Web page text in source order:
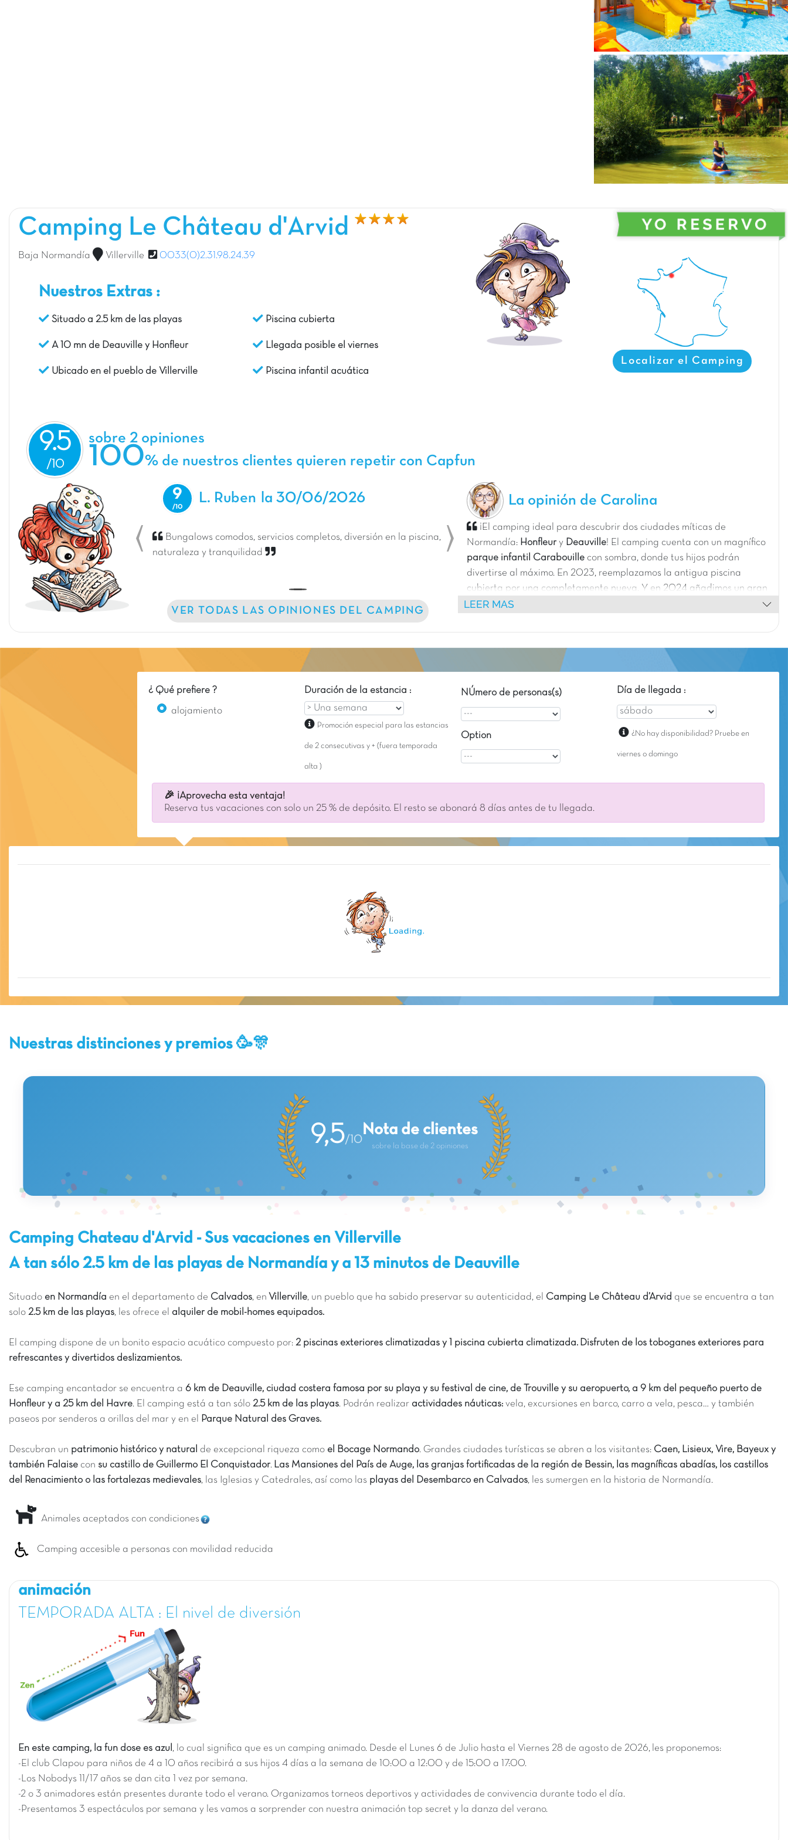
Camping Le Château d'Arvid
Baja Normandía Villerville 0033(0)2.31.98.24.39
Nuestros Extras :
Situado a 2.5 km de las playas
A 10 mn de Deauville y Honfleur
Ubicado en el pueblo de Villerville
Piscina cubierta
Llegada posible el viernes
Piscina infantil acuática
Localizar el Camping
9.5 sobre 2 opiniones
100% de nuestros clientes quieren repetir con Capfun
9 L. Ruben la 30/06/2026
Bungalows comodos, servicios completos, diversión en la piscina,
naturaleza y tranquilidad
Previous Next
VER TODAS LAS OPINIONES DEL CAMPING
La opinión de Carolina
¡El camping ideal para descubrir dos ciudades míticas de
Normandía: Honfleury Deauville! El camping cuenta con un magnífico
parque infantil Carabouille con sombra, donde tus hijos podrán
divertirse al máximo. En 2023, reemplazamos la antigua piscina
cubierta por una completamente nueva. Y en 2024 añadimos un gran
y hermosoPatau-Splatch
LEER MAS
¿ Qué prefiere ?
alojamiento
Duración de la estancia :
Promoción especial para las estancias
de 2 consecutivas y + (fuera temporada
alta )
NÚmero de personas(s)
Option
Día de llegada :
¿No hay disponibilidad? Pruebe en
viernes o domingo
🎉 ¡Aprovecha esta ventaja!
Reserva tus vacaciones con solo un 25 % de depósito. El resto se abonará 8 días antes de tu llegada.
Nuestras distinciones y premios 🥳🎊
9,5/10
Nota de clientes
sobre la base de 2 opiniones
Camping Chateau d'Arvid - Sus vacaciones en Villerville
A tan sólo 2.5 km de las playas de Normandía y a 13 minutos de Deauville
Situado en Normandía en el departamento de Calvados, en Villerville, un pueblo que ha sabido preservar su autenticidad, el Camping Le Château d’Arvid que se encuentra a tan
solo 2.5 km de las playas, les ofrece el alquiler de mobil-homes equipados.
El camping dispone de un bonito espacio acuático compuesto por: 2 piscinas exteriores climatizadas y 1 piscina cubierta climatizada. Disfruten de los toboganes exteriores para
refrescantes y divertidos deslizamientos.
Ese camping encantador se encuentra a 6 km de Deauville, ciudad costera famosa por su playa y su festival de cine, de Trouville y su aeropuerto, a 9 km del pequeño puerto de
Honfleur y a 25 km del Havre. El camping está a tan sólo 2.5 km de las playas. Podrán realizar actividades náuticas: vela, excursiones en barco, carro a vela, pesca… y también
paseos por senderos a orillas del mar y en el
Parque Natural des Graves.
Descubran un patrimonio histórico y natural de excepcional riqueza como el Bocage Normando. Grandes ciudades turísticas se abren a los visitantes: Caen, Lisieux, Vire, Bayeux y
también Falaise con su castillo de Guillermo El Conquistador. Las Mansiones del País de Auge, las granjas fortificadas de la región de Bessin, las magníficas abadías, los castillos
del Renacimiento o las fortalezas medievales, las Iglesias y Catedrales, así como las playas del Desembarco en Calvados, les sumergen en la historia de Normandía.
Animales aceptados con condiciones
Camping accesible a personas con movilidad reducida
animación
TEMPORADA ALTA : El nivel de diversión
En este camping, la fun dose es azul , lo cual significa que es un camping animado. Desde el Lunes 6 de Julio hasta el Viernes 28 de agosto de 2026, les proponemos:
-El club Clapou para niños de 4 a 10 años recibirá a sus hijos 4 días a la semana de 10:00 a 12:00 y de 15:00 a 17:00.
-Los Nobodys 11/17 años se dan cita 1 vez por semana.
-2 o 3 animadores están presentes durante todo el verano. Organizamos torneos deportivos y actividades de convivencia durante todo el día.
-Presentamos 3 espectáculos por semana y les vamos a sorprender con nuestra animación top secret y la danza del verano.